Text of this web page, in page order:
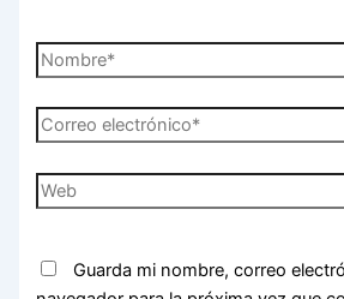
Nombre*
Correo
electrónico*
Web
Guarda mi nombre, correo